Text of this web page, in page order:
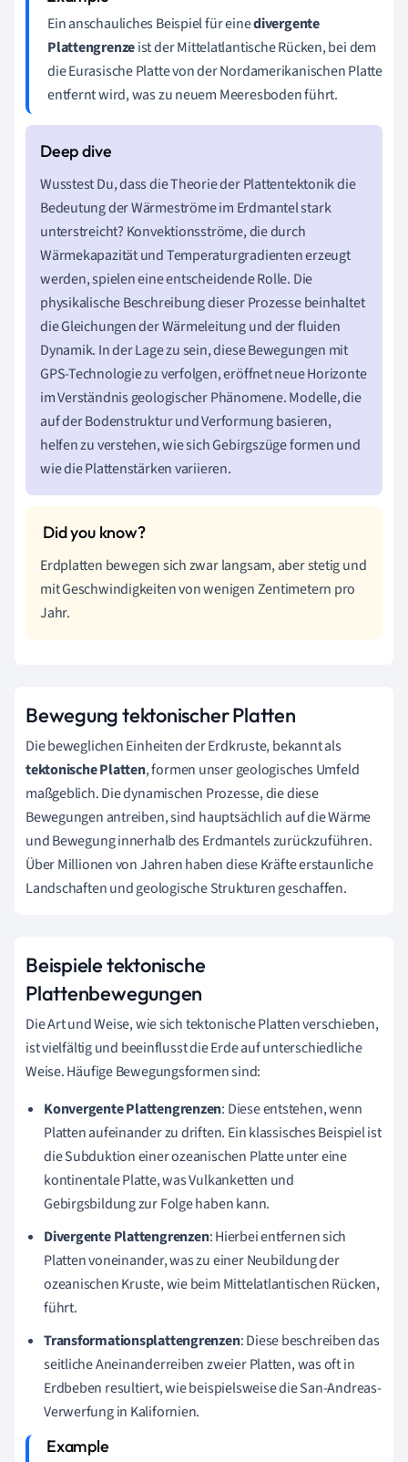
Ein anschauliches Beispiel für einedivergente
Plattengrenzeist der Mittelatlantische Rücken, bei dem
die Eurasische Platte von der Nordamerikanischen Platte
entfernt wird, was zu neuem Meeresboden führt.
Wusstest Du, dass die Theorie der Plattentektonik die
Bedeutung der Wärmeströme im Erdmantel stark
unterstreicht? Konvektionsströme, die durch
Wärmekapazität und Temperaturgradienten erzeugt
werden, spielen eine entscheidende Rolle. Die
physikalische Beschreibung dieser Prozesse beinhaltet
die Gleichungen der Wärmeleitung und der fluiden
Dynamik. In der Lage zu sein, diese Bewegungen mit
GPS-Technologie zu verfolgen, eröffnet neue Horizonte
im Verständnis geologischer Phänomene. Modelle, die
auf der Bodenstruktur und Verformung basieren,
helfen zu verstehen, wie sich Gebirgszüge formen und
wie die Plattenstärken variieren.
Erdplatten bewegen sich zwar langsam, aber stetig und
mit Geschwindigkeiten von wenigen Zentimetern pro
Jahr.
Bewegung tektonischer Platten
Die beweglichen Einheiten der Erdkruste, bekannt als
tektonische Platten, formen unser geologisches Umfeld
maßgeblich. Die dynamischen Prozesse, die diese
Bewegungen antreiben, sind hauptsächlich auf die Wärme
und Bewegung innerhalb des Erdmantels zurückzuführen.
Über Millionen von Jahren haben diese Kräfte erstaunliche
Landschaften und geologische Strukturen geschaffen.
Beispiele tektonische
Plattenbewegungen
Die Art und Weise, wie sich tektonische Platten verschieben,
ist vielfältig und beeinflusst die Erde auf unterschiedliche
Weise. Häufige Bewegungsformen sind:
Konvergente Plattengrenzen: Diese entstehen, wenn
Platten aufeinander zu driften. Ein klassisches Beispiel ist
die Subduktion einer ozeanischen Platte unter eine
kontinentale Platte, was Vulkanketten und
Gebirgsbildung zur Folge haben kann.
Divergente Plattengrenzen: Hierbei entfernen sich
Platten voneinander, was zu einer Neubildung der
ozeanischen Kruste, wie beim Mittelatlantischen Rücken,
führt.
Transformationsplattengrenzen: Diese beschreiben das
seitliche Aneinanderreiben zweier Platten, was oft in
Erdbeben resultiert, wie beispielsweise die San-Andreas-
Verwerfung in Kalifornien.